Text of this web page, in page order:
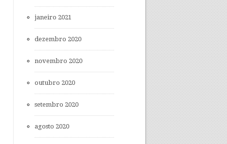
janeiro 2021
dezembro 2020
novembro 2020
outubro 2020
setembro 2020
agosto 2020